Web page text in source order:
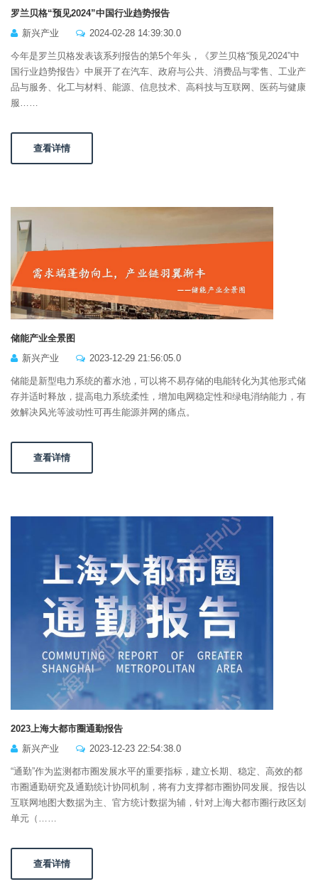
罗兰贝格“预见2024”中国行业趋势报告
新兴产业
2024-02-28 14:39:30.0
今年是罗兰贝格发表该系列报告的第5个年头，《罗兰贝格“预见2024”中
国行业趋势报告》中展开了在汽车、政府与公共、消费品与零售、工业产
品与服务、化工与材料、能源、信息技术、高科技与互联网、医药与健康
服……
查看详情
储能产业全景图
新兴产业
2023-12-29 21:56:05.0
储能是新型电力系统的蓄水池，可以将不易存储的电能转化为其他形式储
存并适时释放，提高电力系统柔性，增加电网稳定性和绿电消纳能力，有
效解决风光等波动性可再生能源并网的痛点。
查看详情
2023上海大都市圈通勤报告
新兴产业
2023-12-23 22:54:38.0
“通勤”作为监测都市圈发展水平的重要指标，建立长期、稳定、高效的都
市圈通勤研究及通勤统计协同机制，将有力支撑都市圈协同发展。报告以
互联网地图大数据为主、官方统计数据为辅，针对上海大都市圈行政区划
单元（……
查看详情